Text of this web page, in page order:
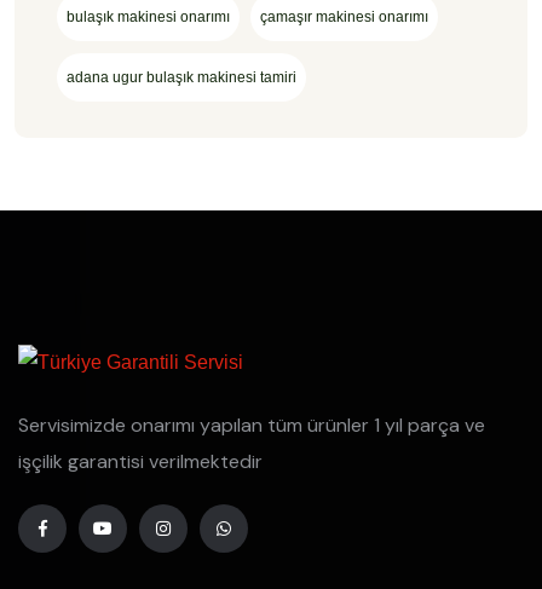
bulaşık makinesi onarımı çamaşır makinesi onarımı
adana ugur bulaşık makinesi tamiri
Servisimizde onarımı yapılan tüm ürünler 1 yıl parça ve
işçilik garantisi verilmektedir